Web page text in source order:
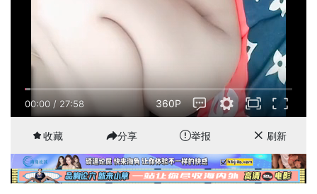
00:01/ 27:58 360P
收藏 分享 举报 刷新